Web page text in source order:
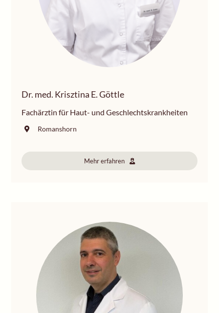
Dr. med. Krisztina E. Göttle
Fachärztin für Haut- und Geschlechtskrankheiten
Romanshorn
Mehr erfahren